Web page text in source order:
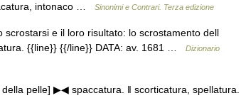
intonaco … Sinonimi e Contrari. Terza edizione
scrostarsi e il loro risultato: lo scrostamento dell
{{line}} {{/line}} DATA: av. 1681 …
Dizionario
pelle] ▶◀ spaccatura. ‖ scorticatura, spellatura.